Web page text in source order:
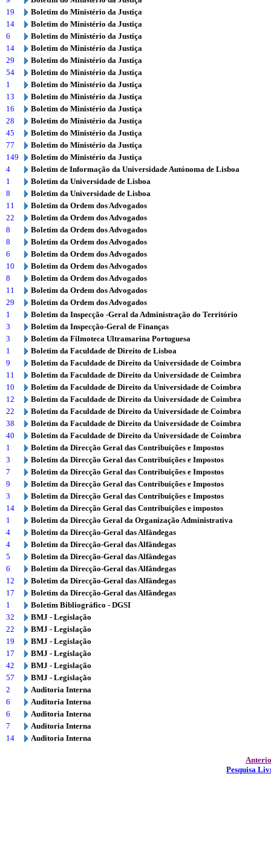
19
Boletim do Ministério da Justiça
14
Boletim do Ministério da Justiça
6
Boletim do Ministério da Justiça
14
Boletim do Ministério da Justiça
29
Boletim do Ministério da Justiça
54
Boletim do Ministério da Justiça
1
Boletim do Ministério da Justiça
13
Boletim do Ministério da Justiça
16
Boletim do Ministério da Justiça
28
Boletim do Ministério da Justiça
45
Boletim do Ministério da Justiça
77
Boletim do Ministério da Justiça
149
Boletim do Ministério da Justiça
4
Boletim de Informação da Universidade Autónoma de Lisboa
1
Boletim da Universidade de Lisboa
8
Boletim da Universidade de Lisboa
11
Boletim da Ordem dos Advogados
22
Boletim da Ordem dos Advogados
8
Boletim da Ordem dos Advogados
8
Boletim da Ordem dos Advogados
6
Boletim da Ordem dos Advogados
10
Boletim da Ordem dos Advogados
8
Boletim da Ordem dos Advogados
11
Boletim da Ordem dos Advogados
29
Boletim da Ordem dos Advogados
1
Boletim da Inspecção -Geral da Administração do Território
3
Boletim da Inspecção-Geral de Finanças
3
Boletim da Filmoteca Ultramarina Portuguesa
1
Boletim da Faculdade de Direito de Lisboa
9
Boletim da Faculdade de Direito da Universidade de Coimbra
11
Boletim da Faculdade de Direito da Universidade de Coimbra
10
Boletim da Faculdade de Direito da Universidade de Coimbra
12
Boletim da Faculdade de Direito da Universidade de Coimbra
22
Boletim da Faculdade de Direito da Universidade de Coimbra
38
Boletim da Faculdade de Direito da Universidade de Coimbra
40
Boletim da Faculdade de Direito da Universidade de Coimbra
1
Boletim da Direcção Geral das Contribuições e Impostos
3
Boletim da Direcção Geral das Contribuições e Impostos
7
Boletim da Direcção Geral das Contribuições e Impostos
9
Boletim da Direcção Geral das Contribuições e Impostos
3
Boletim da Direcção Geral das Contribuições e Impostos
14
Boletim da Direcção Geral das Contribuições e impostos
1
Boletim da Direcção Geral da Organização Administrativa
4
Boletim da Direcção-Geral das Alfândegas
4
Boletim da Direcção-Geral das Alfândegas
5
Boletim da Direcção-Geral das Alfândegas
6
Boletim da Direcção-Geral das Alfândegas
12
Boletim da Direcção-Geral das Alfândegas
17
Boletim da Direcção-Geral das Alfândegas
1
Boletim Bibliográfico - DGSI
32
BMJ - Legislação
22
BMJ - Legislação
19
BMJ - Legislação
17
BMJ - Legislação
42
BMJ - Legislação
57
BMJ - Legislação
2
Auditoria Interna
6
Auditoria Interna
6
Auditoria Interna
7
Auditoria Interna
14
Auditoria Interna
Pesquisa